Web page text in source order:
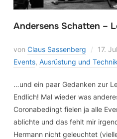
Andersens Schatten –
von Claus Sassenberg 17.
Events, Ausrüstung und Technik
…und ein paar Gedanken zur
Endlich! Mal wieder was
Coronabedingt fielen ja alle
ablichte und das fehlt mir
Hermann nicht geleuchtet